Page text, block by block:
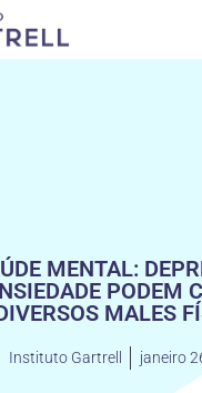
MENTAL:
PODEM
MALES
Instituto Gartrell janeiro